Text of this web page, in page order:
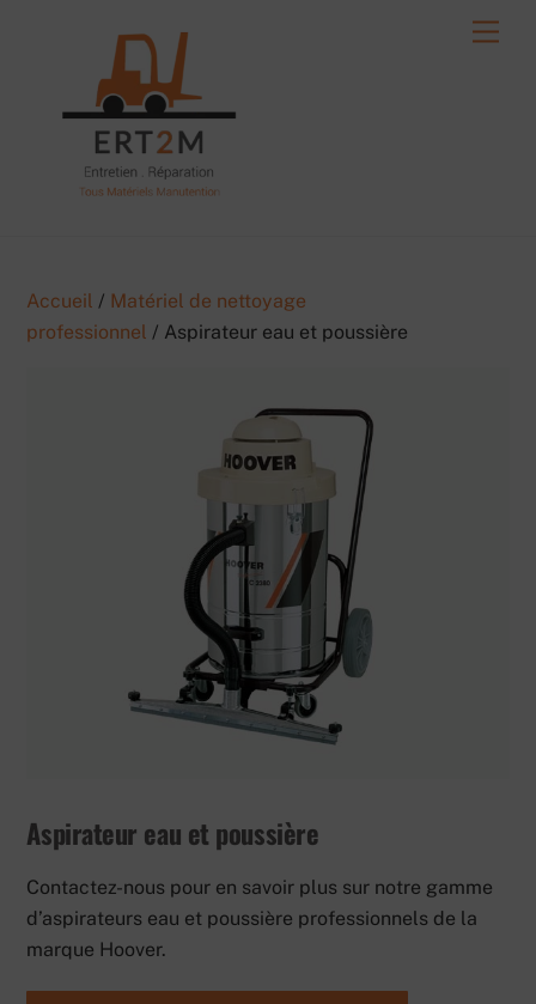
Accueil / Matériel de nettoyage
professionnel / Aspirateur eau et poussière
Aspirateur eau et poussière
Contactez-nous pour en savoir plus sur notre gamme
d’aspirateurs eau et poussière professionnels de la
marque Hoover.